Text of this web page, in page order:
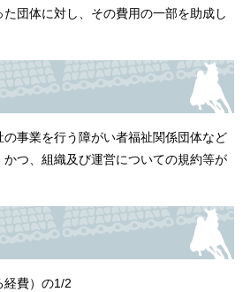
団体に対し、その費用の一部を助成し
事業を行う障がい者福祉関係団体など
つ、組織及び運営についての規約等が
経費）の1/2